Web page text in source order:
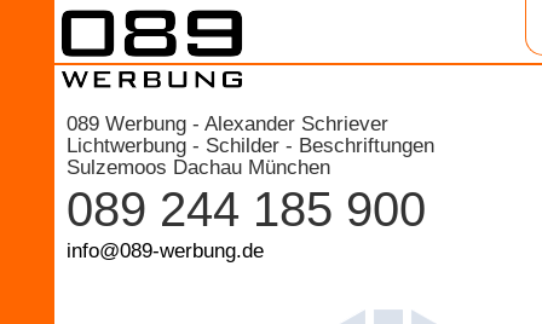
089 Werbung - Alexander Schriever
Lichtwerbung - Schilder - Beschriftungen
Sulzemoos Dachau München
089 244 185 900
info@089-werbung.de